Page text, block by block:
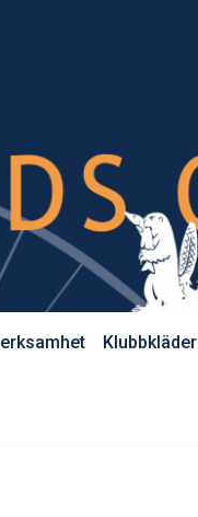
Klubbkläder